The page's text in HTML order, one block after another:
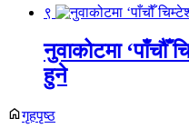
९
नुवाकोटमा ‘पाँचौँ
हुने
गृहपृष्ठ